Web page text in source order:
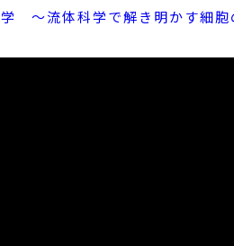
～流体科学で解き明かす細胞